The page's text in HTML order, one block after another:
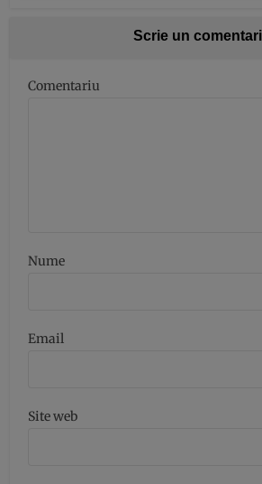
Scrie un
Comentariu
Nume
Email
Site web